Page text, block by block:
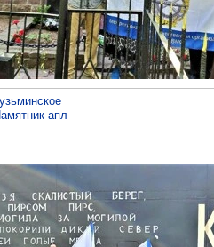
апл